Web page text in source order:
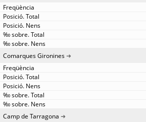
Comarques Gironines
Camp de Tarragona